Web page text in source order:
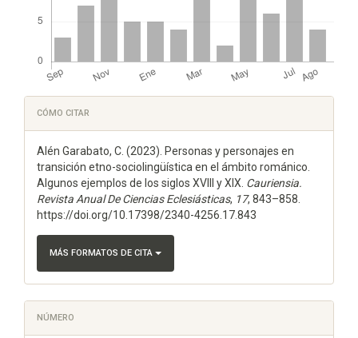
Detalles
del
artículo
CÓMO CITAR
Alén Garabato, C. (2023). Personas y personajes en
transición etno-sociolingüística en el ámbito románico.
Algunos ejemplos de los siglos XVIII y XIX. Cauriensia.
Revista Anual De Ciencias Eclesiásticas, 17, 843–858.
https://doi.org/10.17398/2340-4256.17.843
MÁS FORMATOS DE CITA
NÚMERO